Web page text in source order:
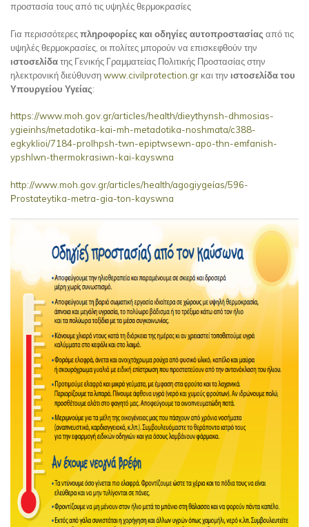
προστασία τους από τις υψηλές θερμοκρασίες
Για περισσότερεςπληροφορίες και οδηγίες αυτοπροστασίας από τις
υψηλές θερμοκρασίες, οι πολίτες μπορούν να επισκεφθούν την
ιστοσελίδατης Γενικής Γραμματείας Πολιτικής Προστασίας στην
ηλεκτρονική διεύθυνσηwww.civilprotection.gr και την ιστοσελίδα του
Υπουργείου Υγείας:
https://www.moh.gov.gr/articles/health/dieythynsh-dhmosias-
ygieinhs/metadotika-kai-mh-metadotika-noshmata/c388-
egkyklioi/7184-prolhpsh-twn-epiptwsewn-apo-thn-emfanish-
ypshlwn-thermokrasiwn-kai-kayswna
http://www.moh.gov.gr/articles/heaIth/agogiygeίas/596-
Ρrostateytika-metra-gia-ton-kayswna